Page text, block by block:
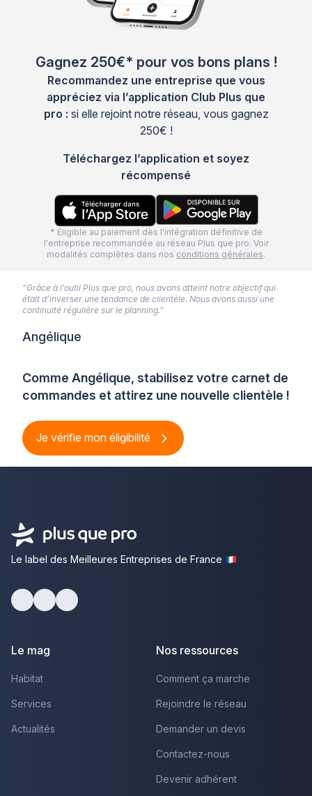
Gagnez 250€* pour vos bons plans !
Recommandez une entreprise que vous
appréciez via l’application Club Plus que
pro : si elle rejoint notre réseau, vous gagnez
250€ !
Téléchargez l’application et soyez
récompensé
* Eligible au paiement dès l'intégration définitive de
l'entreprise recommandée au réseau Plus que pro. Voir
modalités complètes dans nos conditions générales.
Comme Angélique, stabilisez votre carnet de
commandes et attirez une nouvelle clientèle !
Je vérifie mon éligibilité
“Grâce à l’outil Plus que pro, nous avons atteint notre objectif qui
était d’inverser une tendance de clientèle. Nous avons aussi une
continuité régulière sur le planning.”
Angélique
Le label des Meilleures Entreprises de France
Le mag
Habitat
Services
Actualités
Nos ressources
Comment ça marche
Rejoindre le réseau
Demander un devis
Contactez-nous
Devenir adhérent